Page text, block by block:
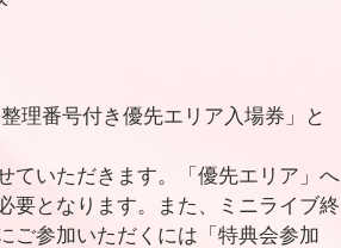
理番号付き優先エリア入場券」と
ていただきます。「優先エリア」へ
要となります。また、ミニライブ終
ご参加いただくには「特典会参加